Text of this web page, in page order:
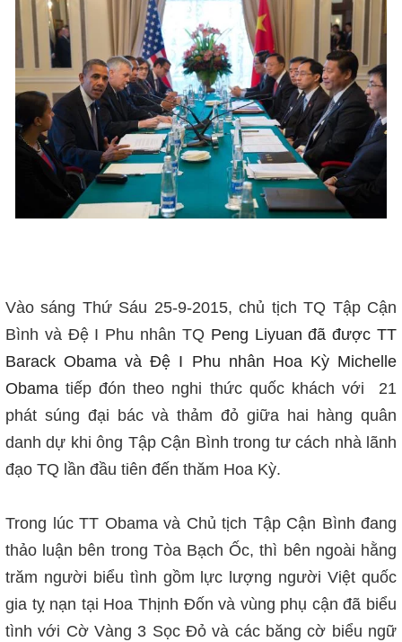
Vào sáng Thứ Sáu 25-9-2015, chủ tịch TQ Tập Cận
Bình và Đệ I Phu nhân TQ Peng Liyuan đã được TT
Barack Obama và Đệ I Phu nhân Hoa Kỳ Michelle
Obamatiếp đón theo nghi thức quốc khách với 21
phát súng đại bác và thảm đỏ giữa hai hàng quân
danh dự khi ông Tập Cận Bình trong tư cách nhà lãnh
đạo TQ lần đầu tiên đến thăm Hoa Kỳ.
Trong lúc TT Obama và Chủ tịch Tập Cận Bình đang
thảo luận bên trong Tòa Bạch Ốc, thì bên ngoài hằng
trăm người biểu tình gồm lực lượng người Việt quốc
gia tỵ nạn tại Hoa Thịnh Đốn và vùng phụ cận đã biểu
tình với Cờ Vàng 3 Sọc Đỏ và các băng cờ biểu ngữ